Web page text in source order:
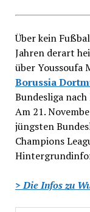
Über kein
Jahren derart
über Youssoufa
Borussia
Bundesliga
Am 21.
jüngsten
Champions
> Die Infos zu